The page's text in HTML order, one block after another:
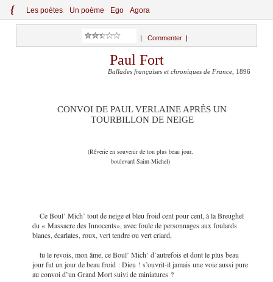
{ Les poètes Un poème Ego Agora
Commenter
Paul Fort
Ballades françaises et chroniques de France , 1896
CONVOI DE PAUL VERLAINE APRÈS UN
TOURBILLON DE NEIGE
(Rêverie en souvenir de ton plus beau jour,
boulevard Saint-Michel)
Ce Boul’ Mich’ tout de neige et bleu froid cent pour cent, à la Breughel
du « Massacre des Innocents», avec foule de personnages aux foulards
blancs, écarlates, roux, vert tendre ou vert criard,
tu le revois, mon âme, ce Boul’ Mich’ d’autrefois et dont le plus beau
jour fut un jour de beau froid : Dieu ! s’ouvrit-il jamais une voie aussi pure
au convoi d’un Grand Mort suivi de miniatures ?